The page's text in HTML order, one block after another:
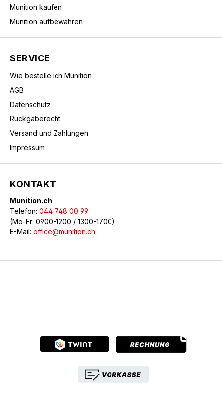
Munition kaufen
Munition aufbewahren
SERVICE
Wie bestelle ich Munition
AGB
Datenschutz
Rückgaberecht
Versand und Zahlungen
Impressum
KONTAKT
Munition.ch
Telefon: 044 748 00 99
(Mo-Fr: 0900-1200 / 1300-1700)
E-Mail: office@munition.ch